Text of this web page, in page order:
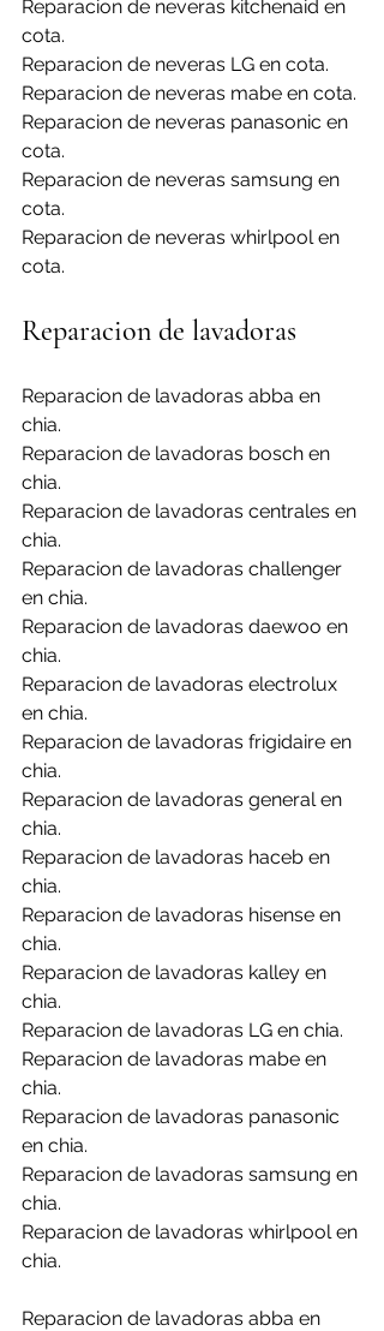
Reparacion de neveras kitchenaid en
cota.
Reparacion de neveras LG en cota.
Reparacion de neveras mabe en cota.
Reparacion de neveras panasonic en
cota.
Reparacion de neveras samsung en
cota.
Reparacion de neveras whirlpool en
cota.
Reparacion de lavadoras
Reparacion de lavadoras abba en
chia.
Reparacion de lavadoras bosch en
chia.
Reparacion de lavadoras centrales en
chia.
Reparacion de lavadoras challenger
en chia.
Reparacion de lavadoras daewoo en
chia.
Reparacion de lavadoras electrolux
en chia.
Reparacion de lavadoras frigidaire en
chia.
Reparacion de lavadoras general en
chia.
Reparacion de lavadoras haceb en
chia.
Reparacion de lavadoras hisense en
chia.
Reparacion de lavadoras kalley en
chia.
Reparacion de lavadoras LG en chia.
Reparacion de lavadoras mabe en
chia.
Reparacion de lavadoras panasonic
en chia.
Reparacion de lavadoras samsung en
chia.
Reparacion de lavadoras whirlpool en
chia.
Reparacion de lavadoras abba en